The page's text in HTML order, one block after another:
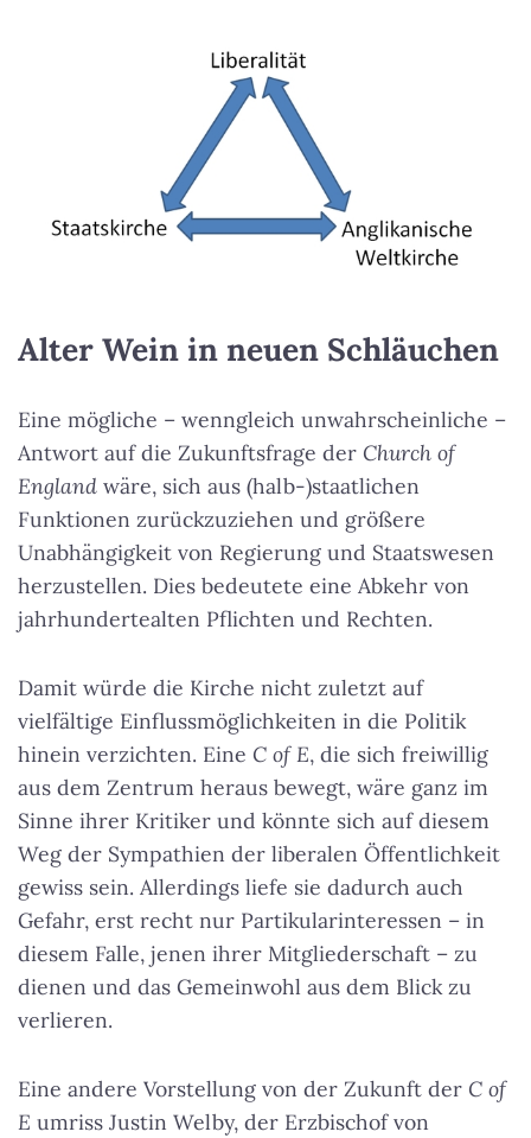
Alter Wein in neuen Schläuchen
Eine mögliche – wenngleich unwahrscheinliche –
Antwort auf die Zukunftsfrage der Church of
England wäre, sich aus (halb-)staatlichen
Funktionen zurückzuziehen und größere
Unabhängigkeit von Regierung und Staatswesen
herzustellen. Dies bedeutete eine Abkehr von
jahrhundertealten Pflichten und Rechten.
Damit würde die Kirche nicht zuletzt auf
vielfältige Einflussmöglichkeiten in die Politik
hinein verzichten. Eine C of E, die sich freiwillig
aus dem Zentrum heraus bewegt, wäre ganz im
Sinne ihrer Kritiker und könnte sich auf diesem
Weg der Sympathien der liberalen Öffentlichkeit
gewiss sein. Allerdings liefe sie dadurch auch
Gefahr, erst recht nur Partikularinteressen – in
diesem Falle, jenen ihrer Mitgliederschaft – zu
dienen und das Gemeinwohl aus dem Blick zu
verlieren.
Eine andere Vorstellung von der Zukunft der C of
E umriss Justin Welby, der Erzbischof von